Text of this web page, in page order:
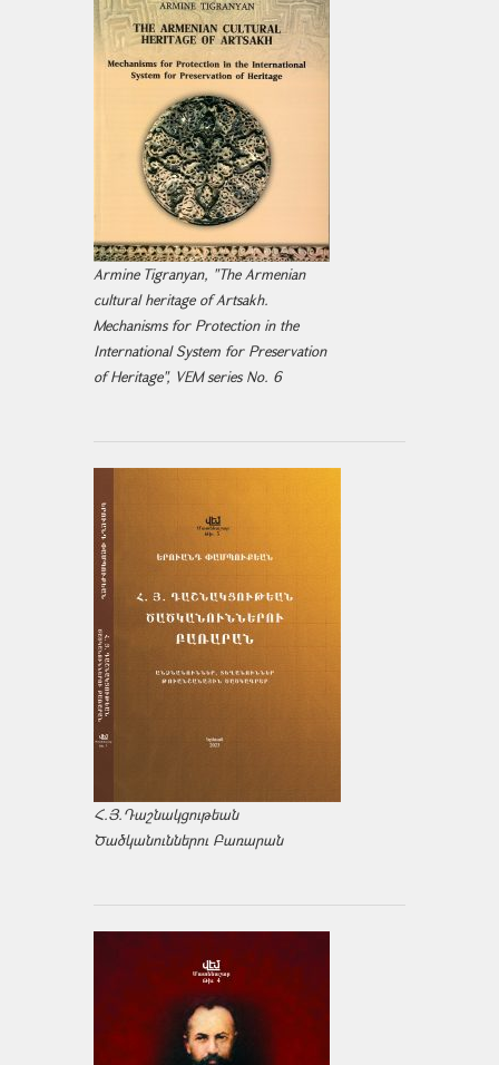
Armine Tigranyan, "The Armenian
cultural heritage of Artsakh.
Mechanisms for Protection in the
International System for Preservation
of Heritage", VEM series No. 6
Հ.Յ.Դաշնակցութեան
Ծածկանուններու Բառարան